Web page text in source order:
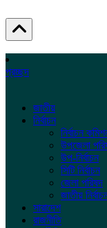
প্রচ্ছদ
জাতীয়
নির্বাচন
নির্বাচন
উপজেলা
উপ-নির্বাচন
সিটি নির্বাচন
জেলা পরিষদ
জাতীয়
সারাদেশ
রাজনীতি